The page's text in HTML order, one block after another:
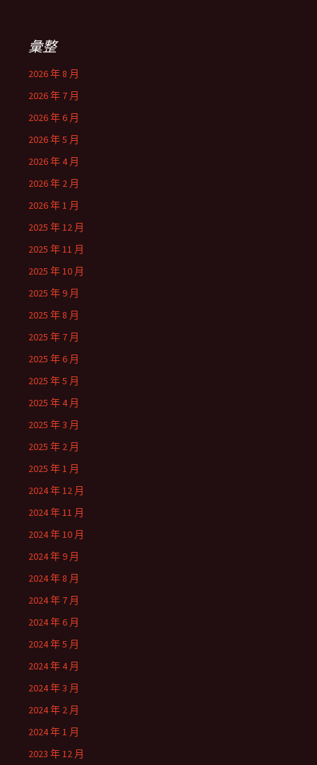
彙整
2026 年 8 月
2026 年 7 月
2026 年 6 月
2026 年 5 月
2026 年 4 月
2026 年 2 月
2026 年 1 月
2025 年 12 月
2025 年 11 月
2025 年 10 月
2025 年 9 月
2025 年 8 月
2025 年 7 月
2025 年 6 月
2025 年 5 月
2025 年 4 月
2025 年 3 月
2025 年 2 月
2025 年 1 月
2024 年 12 月
2024 年 11 月
2024 年 10 月
2024 年 9 月
2024 年 8 月
2024 年 7 月
2024 年 6 月
2024 年 5 月
2024 年 4 月
2024 年 3 月
2024 年 2 月
2024 年 1 月
2023 年 12 月